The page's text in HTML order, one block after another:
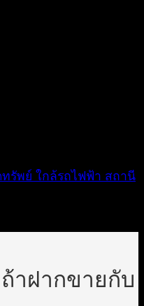
รัพย์ ใกล้รถไฟฟ้า สถานี
าฝากขายกับ